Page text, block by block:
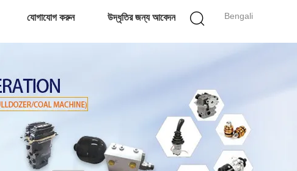
Bengali
যোগাযোগ করুন উদ্ধৃতির জন্য আবেদন